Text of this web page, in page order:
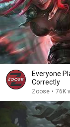
Everyone
Correctly
Zoose • 76K